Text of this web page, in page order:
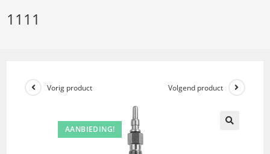
1111
AANBIEDING!
Vorig product Volgend product